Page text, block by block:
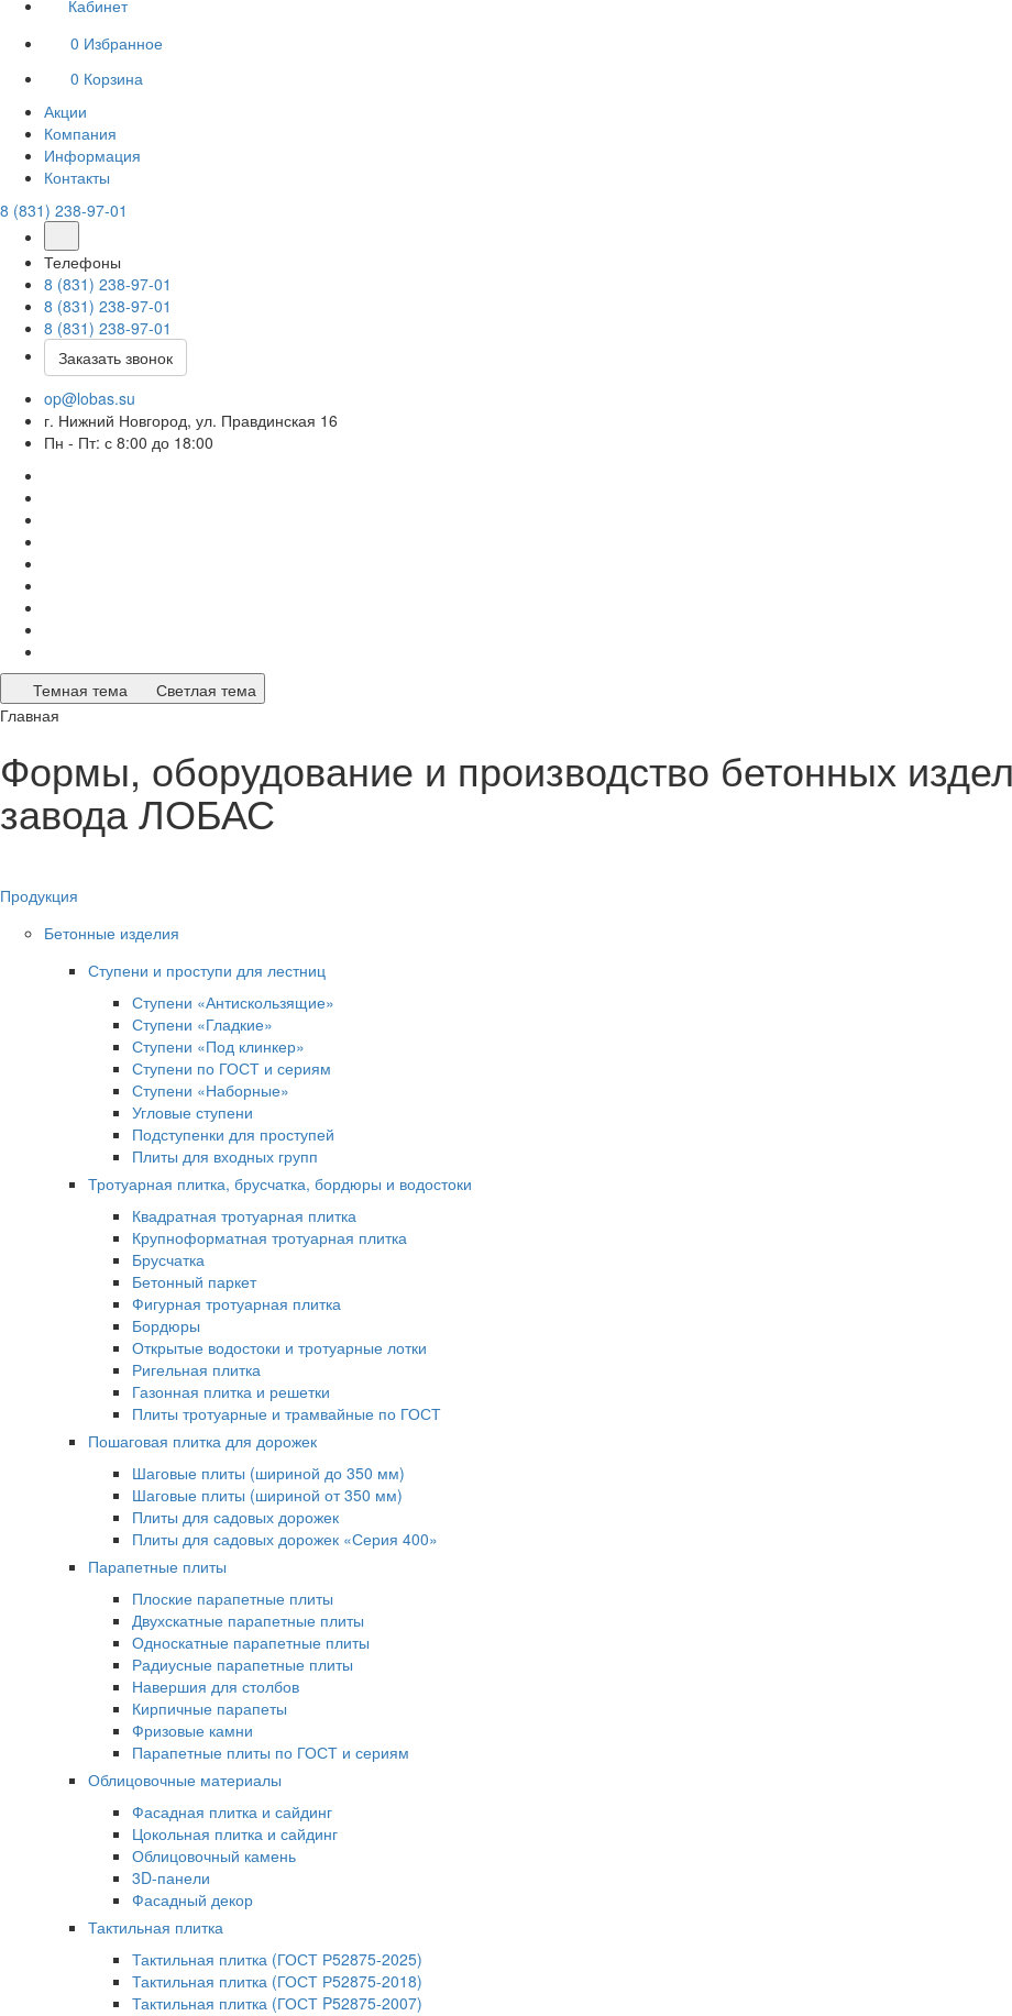
Кабинет
0 Избранное
0 Корзина
Акции
Компания
Информация
Контакты
8 (831) 238-97-01
Телефоны
8 (831) 238-97-01
8 (831) 238-97-01
8 (831) 238-97-01
Заказать звонок
op@lobas.su
г. Нижний Новгород, ул. Правдинская 16
Пн - Пт: с 8:00 до 18:00
Темная тема
Светлая тема
Главная
Формы, оборудование и производство бетонных
завода ЛОБАС
Продукция
Бетонные изделия
Ступени и проступи для лестниц
Ступени «Антискользящие»
Ступени «Гладкие»
Ступени «Под клинкер»
Ступени по ГОСТ и сериям
Ступени «Наборные»
Угловые ступени
Подступенки для проступей
Плиты для входных групп
Тротуарная плитка, брусчатка, бордюры и водостоки
Квадратная тротуарная плитка
Крупноформатная тротуарная плитка
Брусчатка
Бетонный паркет
Фигурная тротуарная плитка
Бордюры
Открытые водостоки и тротуарные лотки
Ригельная плитка
Газонная плитка и решетки
Плиты тротуарные и трамвайные по ГОСТ
Пошаговая плитка для дорожек
Шаговые плиты (шириной до 350 мм)
Шаговые плиты (шириной от 350 мм)
Плиты для садовых дорожек
Плиты для садовых дорожек «Серия 400»
Парапетные плиты
Плоские парапетные плиты
Двухскатные парапетные плиты
Односкатные парапетные плиты
Радиусные парапетные плиты
Навершия для столбов
Кирпичные парапеты
Фризовые камни
Парапетные плиты по ГОСТ и сериям
Облицовочные материалы
Фасадная плитка и сайдинг
Цокольная плитка и сайдинг
Облицовочный камень
3D-панели
Фасадный декор
Тактильная плитка
Тактильная плитка (ГОСТ Р52875-2025)
Тактильная плитка (ГОСТ Р52875-2018)
Тактильная плитка (ГОСТ P52875-2007)